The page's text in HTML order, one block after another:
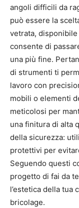
angoli difficili da
può essere la
vetrata,
consente di
una più fine.
di strumenti ti
lavoro con
mobili o elementi
meticolosi per
una finitura di alta
della sicurezza:
protettivi per
Seguendo questi
progetto di fai da
l’estetica della tua
bricolage.